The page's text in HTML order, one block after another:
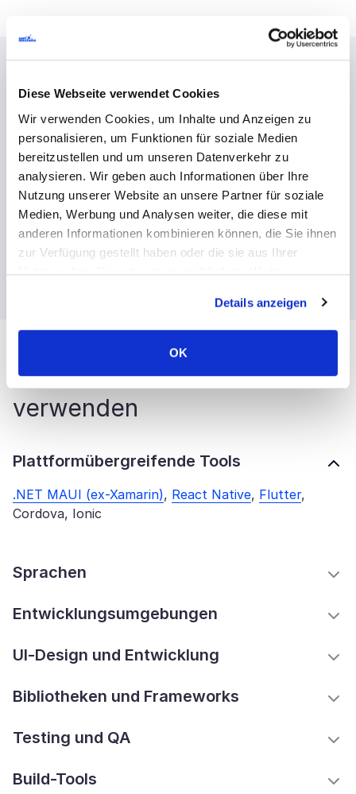
Diese Webseite verwendet Cookies
Wir verwenden Cookies, um Inhalte und Anzeigen zu
personalisieren, um Funktionen für soziale Medien
bereitzustellen und um unseren Datenverkehr zu
analysieren. Wir geben auch Informationen über Ihre
Nutzung unserer Website an unsere Partner für soziale
Medien, Werbung und Analysen weiter, die diese mit
anderen Informationen kombinieren können, die Sie ihnen
zur Verfügung gestellt haben oder die sie aus Ihrer
Nutzung ihrer Dienste gesammelt haben. Weitere
Details anzeigen
OK
Unser Entwicklungsprozess
für mobile Apps
1. Analyse der
Geschäftsanforderungen
2.
Technologien, die wir
verwenden
Plattformübergreifende Tools
.NET MAUI (ex-Xamarin), React Native, Flutter,
Cordova, Ionic
Sprachen
Entwicklungsumgebungen
UI-Design und Entwicklung
Bibliotheken und Frameworks
Testing und QA
Build-Tools